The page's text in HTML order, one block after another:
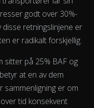
% and EUR/L.
godt over 30%-
retningslinjene er
er radikalt forskjellig.
på 25% BAF og
at en av dem
er om
over tid konsekvent